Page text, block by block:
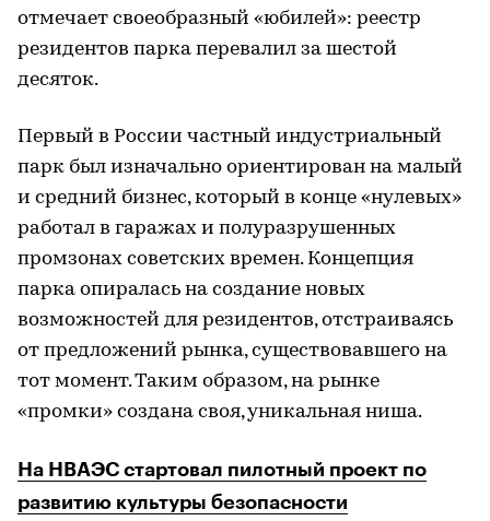
отмечает своеобразный «юбилей»: реестр
резидентов парка перевалил за шестой
десяток.
Первый в России частный индустриальный
парк был изначально ориентирован на малый
и средний бизнес, который в конце «нулевых»
работал в гаражах и полуразрушенных
промзонах советских времен. Концепция
парка опиралась на создание новых
возможностей для резидентов, отстраиваясь
от предложений рынка, существовавшего на
тот момент. Таким образом, на рынке
«промки» создана своя, уникальная ниша.
На НВАЭС стартовал пилотный проект по
развитию культуры безопасности